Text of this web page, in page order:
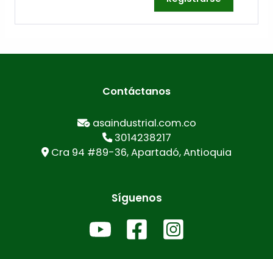
Contáctanos
asaindustrial.com.co
3014238217
Cra 94 #89-36, Apartadó, Antioquia
Síguenos